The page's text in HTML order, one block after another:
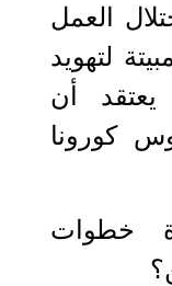
العمل
لتهويد
أن
كورونا
خطوات